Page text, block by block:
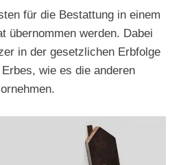
für die Bestattung in einem
übernommen werden. Dabei
in der gesetzlichen Erbfolge
wie es die anderen